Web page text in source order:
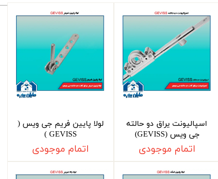
اسپالیونت یراق دو حالته
جی ویس (GEVISS)
اتمام موجودی
لولا پایین فریم جی ویس (
GEVISS )
اتمام موجودی